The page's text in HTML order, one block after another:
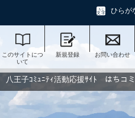
ひらが
このサイトにつ
いて
新規登録 お問い合わせ
八王子ｺﾐｭﾆﾃｨ活動応援ｻｲﾄ はちコ